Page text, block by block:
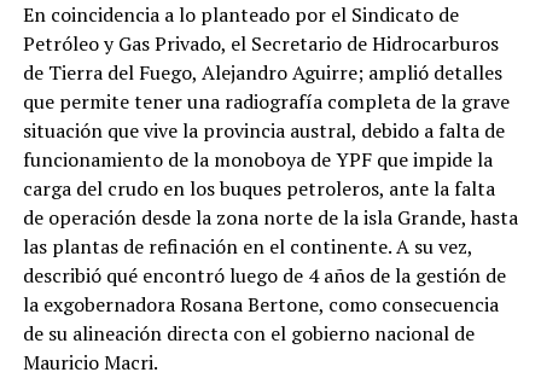
En coincidencia a lo planteado por el Sindicato de
Petróleo y Gas Privado, el Secretario de Hidrocarburos
de Tierra del Fuego, Alejandro Aguirre; amplió detalles
que permite tener una radiografía completa de la grave
situación que vive la provincia austral, debido a falta de
funcionamiento de la monoboya de YPF que impide la
carga del crudo en los buques petroleros, ante la falta
de operación desde la zona norte de la isla Grande, hasta
las plantas de refinación en el continente. A su vez,
describió qué encontró luego de 4 años de la gestión de
la exgobernadora Rosana Bertone, como consecuencia
de su alineación directa con el gobierno nacional de
Mauricio Macri.